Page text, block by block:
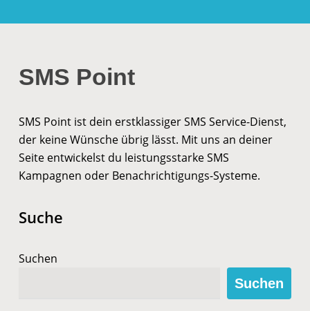
SMS Point
SMS Point ist dein erstklassiger SMS Service-Dienst,
der keine Wünsche übrig lässt. Mit uns an deiner
Seite entwickelst du leistungsstarke SMS
Kampagnen oder Benachrichtigungs-Systeme.
Suche
Suchen
Suchen